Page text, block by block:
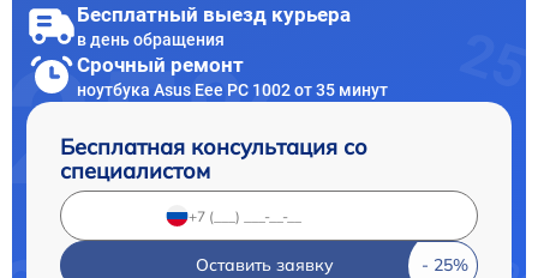
Бесплатный выезд курьера
в день обращения
Срочный ремонт
ноутбука Asus Eee PC 1002 от 35 минут
Бесплатная консультация со
специалистом
Оставить заявку